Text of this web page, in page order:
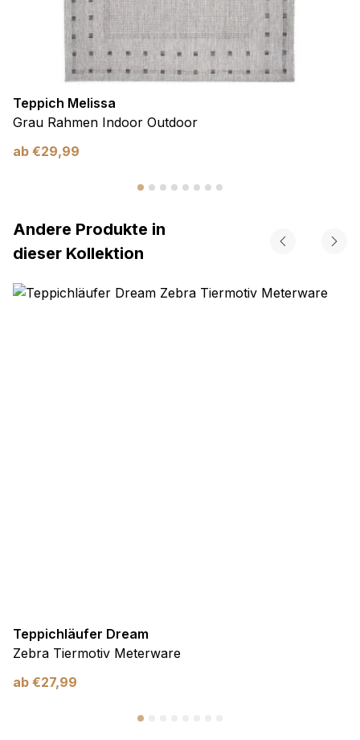
Teppich Melissa
Grau Rahmen Indoor Outdoor
ab €29,99
Andere Produkte in
dieser Kollektion
Teppichläufer Dream
Zebra Tiermotiv Meterware
ab €27,99